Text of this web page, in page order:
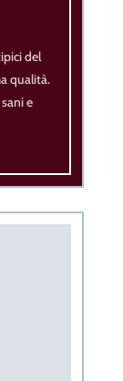
del
qualità.
e